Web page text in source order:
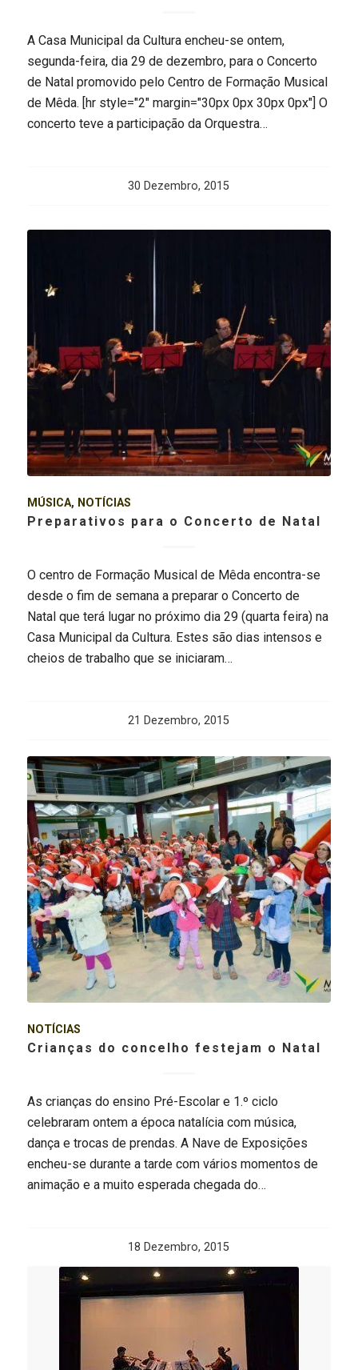
A Casa Municipal da Cultura encheu-se ontem,
segunda-feira, dia 29 de dezembro, para o Concerto
de Natal promovido pelo Centro de Formação Musical
de Mêda. [hr style="2" margin="30px 0px 30px 0px"] O
concerto teve a participação da Orquestra…
30 Dezembro, 2015
MÚSICA, NOTÍCIAS
Preparativos para o Concerto de Natal
O centro de Formação Musical de Mêda encontra-se
desde o fim de semana a preparar o Concerto de
Natal que terá lugar no próximo dia 29 (quarta feira) na
Casa Municipal da Cultura. Estes são dias intensos e
cheios de trabalho que se iniciaram…
21 Dezembro, 2015
NOTÍCIAS
Crianças do concelho festejam o Natal
As crianças do ensino Pré-Escolar e 1.º ciclo
celebraram ontem a época natalícia com música,
dança e trocas de prendas. A Nave de Exposições
encheu-se durante a tarde com vários momentos de
animação e a muito esperada chegada do…
18 Dezembro, 2015